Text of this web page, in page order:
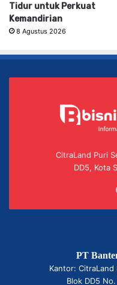
Tidur untuk Perkuat
Kemandirian
8 Agustus 2026
CitraLand Puri
DD5, Kota
PT
Kantor:
Blok DD5